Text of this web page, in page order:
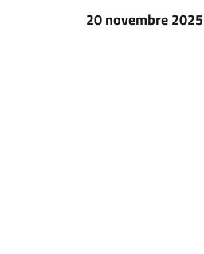
20 novembre 2025